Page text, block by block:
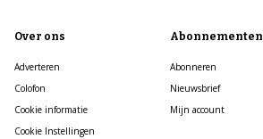
Over ons
Adverteren
Colofon
Cookie informatie
Cookie Instellingen
Abonnementen
Abonneren
Nieuwsbrief
Mijn account